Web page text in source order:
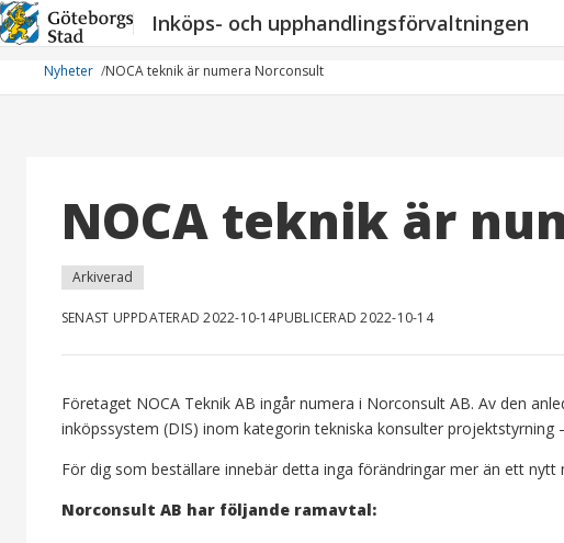
Hoppa
till
innehåll
Inköps- och upphandlingsförvaltningen
Nyheter NOCA teknik är numera Norconsult
NOCA teknik är
Arkiverad
SENAST UPPDATERAD 2022-10-14PUBLICERAD 2022-10-14
Företaget NOCA Teknik AB ingår numera i Norconsult AB. Av den
inköpssystem (DIS) inom kategorin tekniska konsulter projektstyrning
För dig som beställare innebär detta inga förändringar mer än ett nytt
Norconsult AB har följande ramavtal: